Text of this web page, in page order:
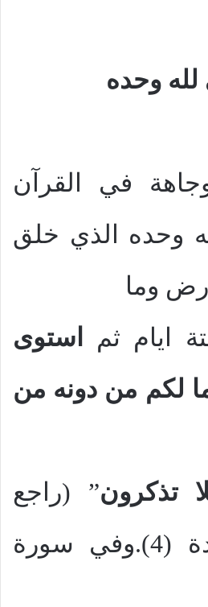
وحده
في القرآن
وحده الذي خلق
وما
ايام ثم
استوى
لكم من دونه من
تذكرون” (راجع
سورة السجدة (4).وفي سورة